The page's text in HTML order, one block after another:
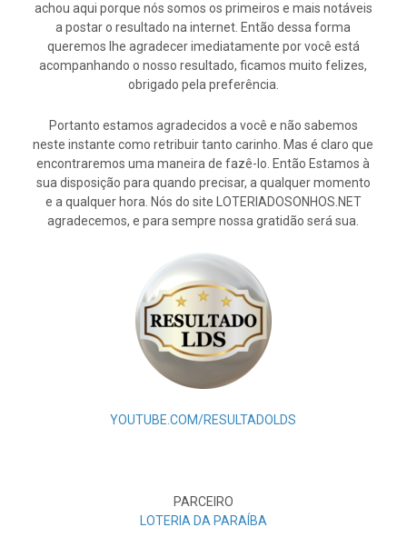
achou aqui porque nós somos os primeiros e mais notáveis
a postar o resultado na internet. Então dessa forma
queremos lhe agradecer imediatamente por você está
acompanhando o nosso resultado, ficamos muito felizes,
obrigado pela preferência.
Portanto estamos agradecidos a você e não sabemos
neste instante como retribuir tanto carinho. Mas é claro que
encontraremos uma maneira de fazê-lo. Então Estamos à
sua disposição para quando precisar, a qualquer momento
e a qualquer hora. Nós do site LOTERIADOSONHOS.NET
agradecemos, e para sempre nossa gratidão será sua.
YOUTUBE.COM/RESULTADOLDS
PARCEIRO
LOTERIA DA PARAÍBA